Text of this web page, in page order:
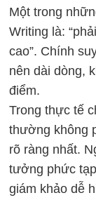
Một trong
Writing là:
cao”. Chính
nên dài dòng,
điểm.
Trong thực tế
thường không
rõ ràng nhất.
tưởng phức
giám khảo dễ